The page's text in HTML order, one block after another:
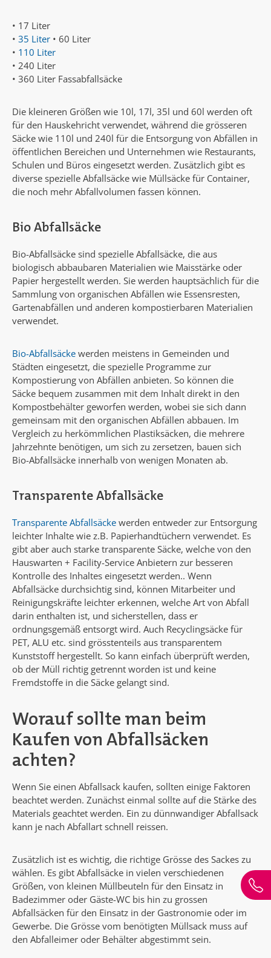
• 17 Liter
• 35 Liter • 60 Liter
• 110 Liter
• 240 Liter
• 360 Liter Fassabfallsäcke
Die kleineren Größen wie 10l, 17l, 35l und 60l werden oft
für den Hauskehricht verwendet, während die grösseren
Säcke wie 110l und 240l für die Entsorgung von Abfällen in
öffentlichen Bereichen und Unternehmen wie Restaurants,
Schulen und Büros eingesetzt werden. Zusätzlich gibt es
diverse spezielle Abfallsäcke wie Müllsäcke für Container,
die noch mehr Abfallvolumen fassen können.
Bio Abfallsäcke
Bio-Abfallsäcke sind spezielle Abfallsäcke, die aus
biologisch abbaubaren Materialien wie Maisstärke oder
Papier hergestellt werden. Sie werden hauptsächlich für die
Sammlung von organischen Abfällen wie Essensresten,
Gartenabfällen und anderen kompostierbaren Materialien
verwendet.
Bio-Abfallsäcke werden meistens in Gemeinden und
Städten eingesetzt, die spezielle Programme zur
Kompostierung von Abfällen anbieten. So können die
Säcke bequem zusammen mit dem Inhalt direkt in den
Kompostbehälter geworfen werden, wobei sie sich dann
gemeinsam mit den organischen Abfällen abbauen. Im
Vergleich zu herkömmlichen Plastiksäcken, die mehrere
Jahrzehnte benötigen, um sich zu zersetzen, bauen sich
Bio-Abfallsäcke innerhalb von wenigen Monaten ab.
Transparente Abfallsäcke
Transparente Abfallsäcke werden entweder zur Entsorgung
leichter Inhalte wie z.B. Papierhandtüchern verwendet. Es
gibt aber auch starke transparente Säcke, welche von den
Hauswarten + Facility-Service Anbietern zur besseren
Kontrolle des Inhaltes eingesetzt werden.. Wenn
Abfallsäcke durchsichtig sind, können Mitarbeiter und
Reinigungskräfte leichter erkennen, welche Art von Abfall
darin enthalten ist, und sicherstellen, dass er
ordnungsgemäß entsorgt wird. Auch Recyclingsäcke für
PET, ALU etc. sind grösstenteils aus transparentem
Kunststoff hergestellt. So kann einfach überprüft werden,
ob der Müll richtig getrennt worden ist und keine
Fremdstoffe in die Säcke gelangt sind.
Worauf sollte man beim
Kaufen von Abfallsäcken
achten?
Wenn Sie einen Abfallsack kaufen, sollten einige Faktoren
beachtet werden. Zunächst einmal sollte auf die Stärke des
Materials geachtet werden. Ein zu dünnwandiger Abfallsack
kann je nach Abfallart schnell reissen.
Zusätzlich ist es wichtig, die richtige Grösse des Sackes zu
wählen. Es gibt Abfallsäcke in vielen verschiedenen
Größen, von kleinen Müllbeuteln für den Einsatz in
Badezimmer oder Gäste-WC bis hin zu grossen
Abfallsäcken für den Einsatz in der Gastronomie oder im
Gewerbe. Die Grösse vom benötigten Müllsack muss auf
den Abfalleimer oder Behälter abgestimmt sein.